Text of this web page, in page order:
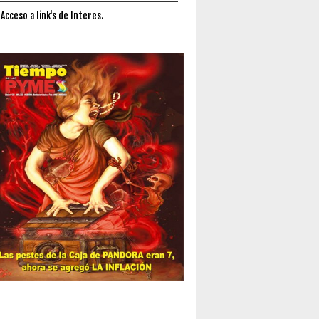
a link's de Interes.